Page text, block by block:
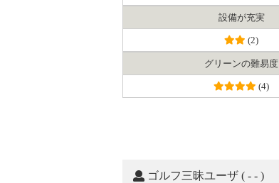
設備が充実
(2)
グリーンの難易度
(4)
ゴルフ三昧ユーザ ( - - )